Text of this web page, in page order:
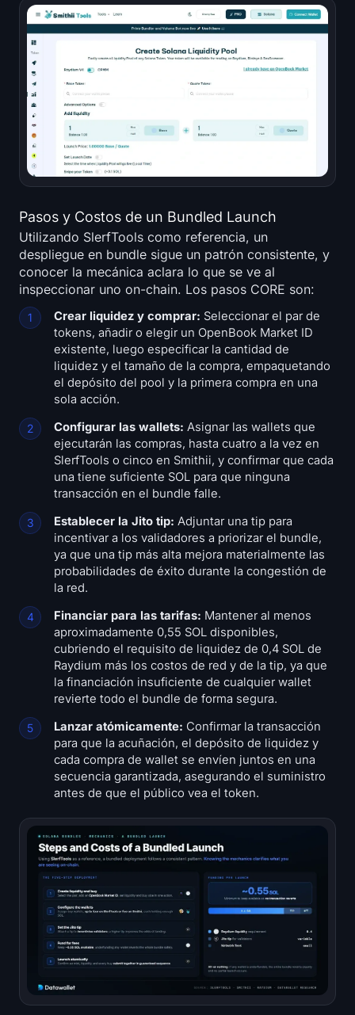
Pasos y Costos de un Bundled Launch
Utilizando SlerfTools como referencia, un
despliegue en bundle sigue un patrón consistente, y
conocer la mecánica aclara lo que se ve al
inspeccionar uno on-chain. Los pasos CORE son:
Crear liquidez y comprar: Seleccionar el par de
tokens, añadir o elegir un OpenBook Market ID
existente, luego especificar la cantidad de
liquidez y el tamaño de la compra, empaquetando
el depósito del pool y la primera compra en una
sola acción.
Configurar las wallets: Asignar las wallets que
ejecutarán las compras, hasta cuatro a la vez en
SlerfTools o cinco en Smithii, y confirmar que cada
una tiene suficiente SOL para que ninguna
transacción en el bundle falle.
Establecer la Jito tip: Adjuntar una tip para
incentivar a los validadores a priorizar el bundle,
ya que una tip más alta mejora materialmente las
probabilidades de éxito durante la congestión de
la red.
Financiar para las tarifas: Mantener al menos
aproximadamente 0,55 SOL disponibles,
cubriendo el requisito de liquidez de 0,4 SOL de
Raydium más los costos de red y de la tip, ya que
la financiación insuficiente de cualquier wallet
revierte todo el bundle de forma segura.
Lanzar atómicamente: Confirmar la transacción
para que la acuñación, el depósito de liquidez y
cada compra de wallet se envíen juntos en una
secuencia garantizada, asegurando el suministro
antes de que el público vea el token.